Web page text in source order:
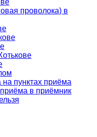
проволока) в
пунктах приёма
в приёмник